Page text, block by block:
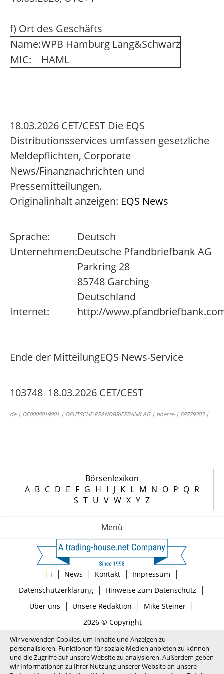
f) Ort des Geschäfts
Name:WPB Hamburg Lang&Schwarz
MIC:
HAML
18.03.2026 CET/CEST Die EQS
Distributionsservices umfassen gesetzliche
Meldepflichten, Corporate
News/Finanznachrichten und
Pressemitteilungen.
Originalinhalt anzeigen: EQS News
Sprache:
Deutsch
Unternehmen:Deutsche Pfandbriefbank AG
Parkring 28
85748 Garching
Deutschland
Internet:
http://
Ende der MitteilungEQS News-Service
103748 18.03.2026 CET/CEST
de | DE0008019001 | DEUTSCHE PFANDBRIEFBANK AG | boerse | 68779303 |
Börsenlexikon
A B C D E F G H I J K L M N O P Q R
S T U V W X Y Z
Menü
| i | News | Kontakt | Impressum |
Datenschutzerklärung| Hinweise zum Datenschutz |
Über uns | Unsere Redaktion | Mike Steiner|
2026 © Copyright
Wir verwenden Cookies, um Inhalte und Anzeigen zu
personalisieren, Funktionen für soziale Medien anbieten zu können
und die Zugriffe auf unsere Website zu analysieren. Außerdem geben
wir Informationen zu Ihrer Nutzung unserer Website an unsere